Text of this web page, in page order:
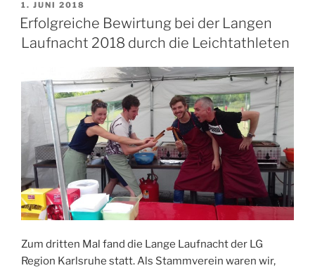
VERÖFFENTLICHT
AM
1. JUNI 2018
Erfolgreiche Bewirtung bei der Langen
Laufnacht 2018 durch die Leichtathleten
Zum dritten Mal fand die Lange Laufnacht der LG
Region Karlsruhe statt. Als Stammverein waren wir,